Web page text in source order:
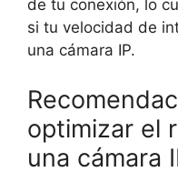
de tu conexión, lo
si tu velocidad de
una cámara IP.
optimizar el
una cámara